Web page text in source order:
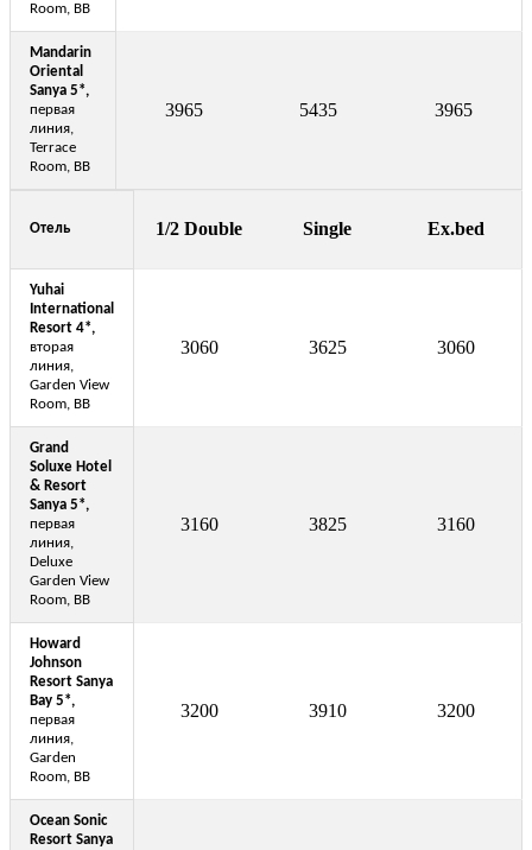
Room, BB
Mandarin
Oriental
Sanya 5*,
первая
линия,
Terrace
Room, BB
3965 5435 3965
Отель 1/2 Double Single Ex.bed
Yuhai
International
Resort 4*,
вторая
линия,
Garden View
Room, BB
3060 3625 3060
Grand
Soluxe Hotel
& Resort
Sanya 5*,
первая
линия,
Deluxe
Garden View
Room, BB
3160 3825 3160
Howard
Johnson
Resort Sanya
Bay 5*,
первая
линия,
Garden
Room, BB
3200 3910 3200
Ocean Sonic
Resort Sanya